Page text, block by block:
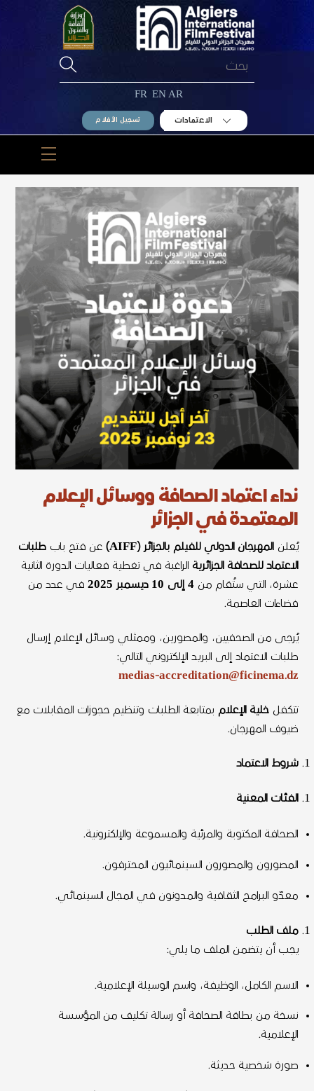
AR
EN
FR
الاعتمادات تسجيل الأفلام
Menu
نداء اعتماد الصحافة ووسائل الإعلام
المعتمدة في الجزائر
يُعلنالمهرجان الدولي للفيلم بالجزائر (AIFF) عن فتح بابطلبات
الاعتماد للصحافة الجزائرية الراغبة في تغطية فعاليات الدورة الثانية
عشرة، التي ستُقام من4 إلى 10 ديسمبر 2025
في عدد من
فضاءات العاصمة.
يُرجى من الصحفيين، والمصورين، وممثلي وسائل الإعلام إرسال
طلبات الاعتماد إلى البريد الإلكتروني التالي:
medias-accreditation@ficinema.dz
تتكفلخلية الإعلام بمتابعة الطلبات وتنظيم حجوزات المقابلات مع
ضيوف المهرجان.
شروط الاعتماد
الفئات المعنية
الصحافة المكتوبة والمرئية والمسموعة والإلكترونية.
المصورون والمصورون السينمائيون المحترفون.
معدّو البرامج الثقافية والمدونون في المجال السينمائي.
ملف الطلب
يجب أن يتضمن الملف ما يلي:
الاسم الكامل، الوظيفة، واسم الوسيلة الإعلامية.
نسخة من بطاقة الصحافة أو رسالة تكليف من المؤسسة
الإعلامية.
صورة شخصية حديثة.